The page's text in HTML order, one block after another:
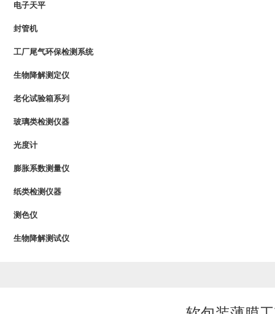
电子天平
封管机
工厂尾气环保检测系统
生物降解测定仪
老化试验箱系列
玻璃类检测仪器
光度计
膨胀系数测量仪
纸类检测仪器
测色仪
生物降解测试仪